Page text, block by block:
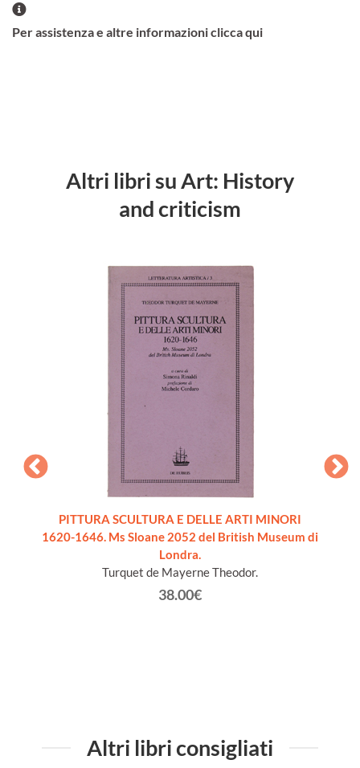
Per assistenza e altre informazioni clicca qui
Altri libri su Art: History
and criticism
PITTURA SCULTURA E DELLE ARTI MINORI
1620-1646. Ms Sloane 2052 del British Museum di
Londra.
Turquet de Mayerne Theodor.
38.00€
Altri libri consigliati